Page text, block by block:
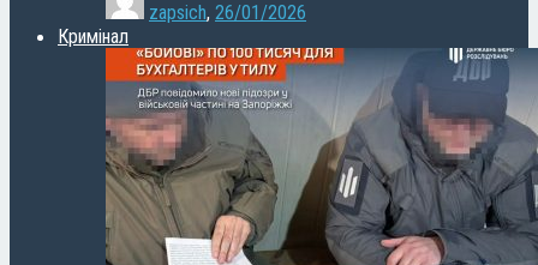
zapsich, 26/01/2026
Кримінал